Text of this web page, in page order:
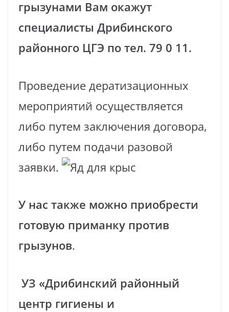
грызунами Вам окажут
специалисты Дрибинского
районного ЦГЭ по тел. 79 0 11.
Проведение дератизационных
мероприятий осуществляется
либо путем заключения договора,
либо путем подачи разовой
заявки.
У нас также можно приобрести
готовую приманку против
грызунов.
УЗ «Дрибинский районный
центр гигиены и